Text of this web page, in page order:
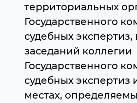
территориальных
Государственного
судебных экспертиз,
заседаний коллегии
Государственного
судебных экспертиз
местах,